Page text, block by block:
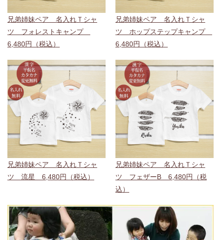
兄弟姉妹ペア 名入れＴシャ
ツ フォレストキャンプ
6,480円（税込）
兄弟姉妹ペア 名入れＴシャ
ツ ホップステップキャンプ
6,480円（税込）
兄弟姉妹ペア 名入れＴシャ
ツ 流星 6,480円（税込）
兄弟姉妹ペア 名入れＴシャ
ツ フェザーB 6,480円（税
込）